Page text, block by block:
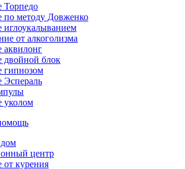
Торпедо
по методу Довженко
иглоукалыванием
от алкоголизма
аквилонг
двойной блок
гипнозом
Эспераль
уколом
центр
от курения